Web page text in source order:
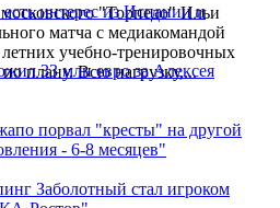
"Торпедо" Ильи
матча с медиакомандой
учебно-тренировочных
плану. Всю нагрузку,...
интерес из Испании и
33 млн евро за Алексея
порвал "кресты" на другой
- 6-8 месяцев"
Заболотный стал игроком